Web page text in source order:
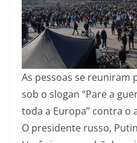
As pessoas se reuniram
sob o slogan “Pare a
toda a Europa” contra o
O presidente russo,